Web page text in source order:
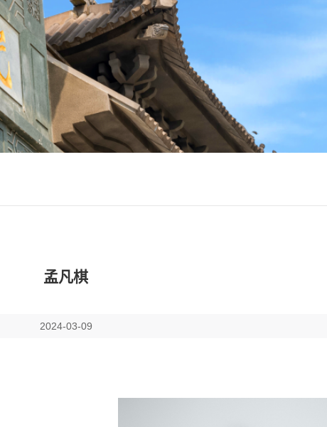
孟凡棋
2024-03-09